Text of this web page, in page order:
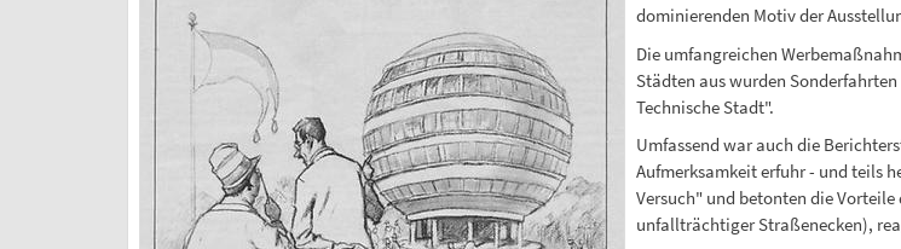
dominierenden Motiv der
Die umfangreichen
Städten aus wurden
Technische Stadt".
Umfassend war auch die
Aufmerksamkeit erfuhr - und teils
Versuch" und betonten die
unfallträchtiger Straßenecken),